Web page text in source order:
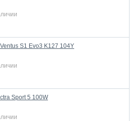
S1 Evo3 K127 104Y
Sport 5 100W